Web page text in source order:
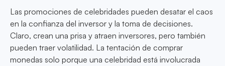
Las promociones de celebridades pueden desatar el caos
en la confianza del inversor y la toma de decisiones.
Claro, crean una prisa y atraen inversores, pero también
pueden traer volatilidad. La tentación de comprar
monedas solo porque una celebridad está involucrada